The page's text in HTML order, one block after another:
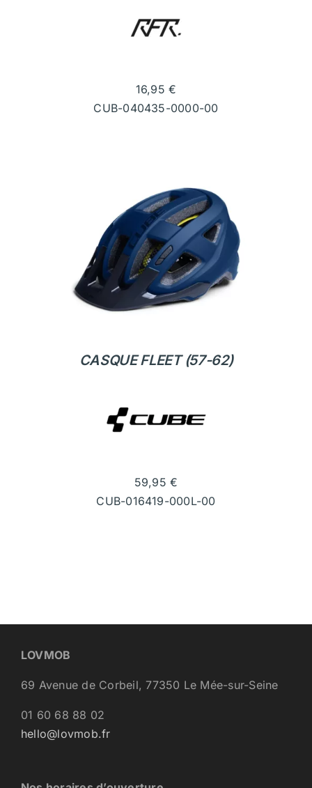
16,95€
CUB-040435-0000-00
CASQUE FLEET (57-62)
59,95€
CUB-016419-000L-00
LOVMOB
69 Avenue de Corbeil, 77350 Le Mée-sur-Seine
01 60 68 88 02
hello@lovmob.fr